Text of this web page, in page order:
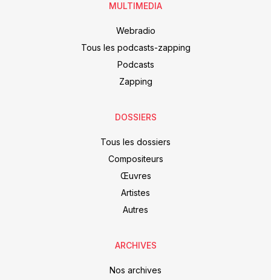
MULTIMEDIA
Webradio
Tous les podcasts-zapping
Podcasts
Zapping
DOSSIERS
Tous les dossiers
Compositeurs
Œuvres
Artistes
Autres
ARCHIVES
Nos archives